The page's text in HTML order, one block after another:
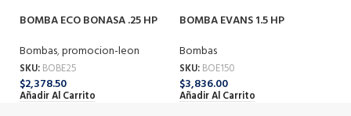
BOMBA ECO BONASA .25 HP
Bombas,promocion-leon
SKU: BOBE25
$2,378.50
Añadir Al Carrito
BOMBA EVANS 1.5 HP
Bombas
SKU: BOE150
$3,836.00
Añadir Al Carrito